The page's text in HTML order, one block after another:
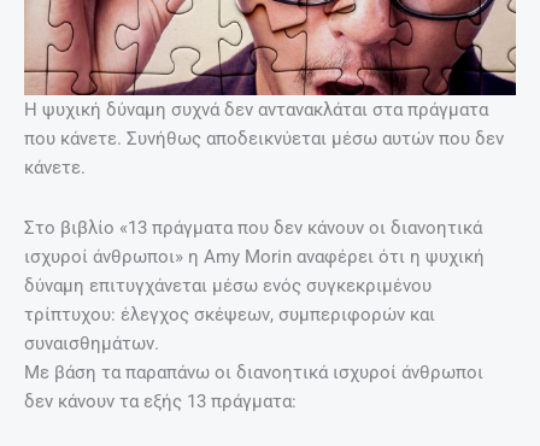
Η ψυχική δύναμη συχνά δεν αντανακλάται στα πράγματα
που κάνετε. Συνήθως αποδεικνύεται μέσω αυτών που δεν
κάνετε.
Στο βιβλίο «13 πράγματα που δεν κάνουν οι διανοητικά
ισχυροί άνθρωποι» η Amy Morin αναφέρει ότι η ψυχική
δύναμη επιτυγχάνεται μέσω ενός συγκεκριμένου
τρίπτυχου: έλεγχος σκέψεων, συμπεριφορών και
συναισθημάτων.
Με βάση τα παραπάνω οι διανοητικά ισχυροί άνθρωποι
δεν κάνουν τα εξής 13 πράγματα: